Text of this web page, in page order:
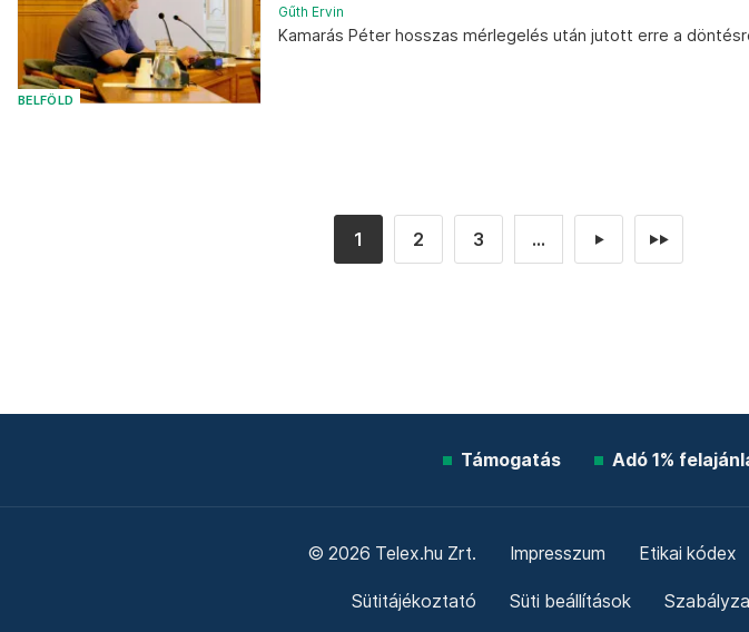
BELFÖLD
Gűth Ervin
Kamarás Péter hosszas mérlegelés után jutott erre a
1 2 3 ... ► ►►
Támogatás Adó 1%
© 2026 Telex.hu Zrt. Impresszum Etikai kódex
Sütitájékoztató Süti beállítások